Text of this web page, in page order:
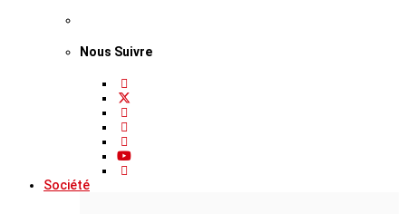
Nous Suivre
Société